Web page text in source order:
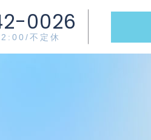
0026
不定休